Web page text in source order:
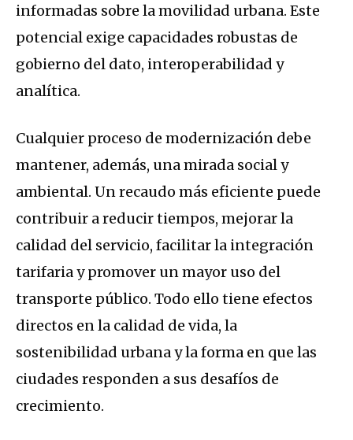
informadas sobre la movilidad urbana. Este
potencial exige capacidades robustas de
gobierno del dato, interoperabilidad y
analítica.
Cualquier proceso de modernización debe
mantener, además, una mirada social y
ambiental. Un recaudo más eficiente puede
contribuir a reducir tiempos, mejorar la
calidad del servicio, facilitar la integración
tarifaria y promover un mayor uso del
transporte público. Todo ello tiene efectos
directos en la calidad de vida, la
sostenibilidad urbana y la forma en que las
ciudades responden a sus desafíos de
crecimiento.